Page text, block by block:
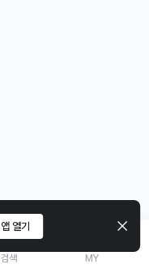
앱 열기
검색 MY